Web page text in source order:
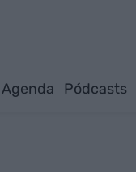
Agenda Pódcasts